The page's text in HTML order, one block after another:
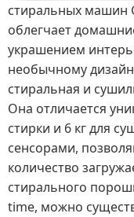
стиральных машин
облегчает
украшением
необычному
стиральная и
Она отличается
стирки и 6 кг для
сенсорами,
количество
стирального
time, можно